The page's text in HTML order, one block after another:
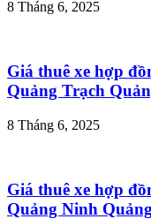
8 Tháng 6, 2025
Giá thuê xe hợp
Quảng Trạch
8 Tháng 6, 2025
Giá thuê xe hợp
Quảng Ninh